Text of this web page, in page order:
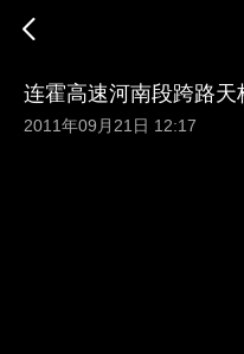
连霍高速河南段跨路
2011年09月21日 12:17